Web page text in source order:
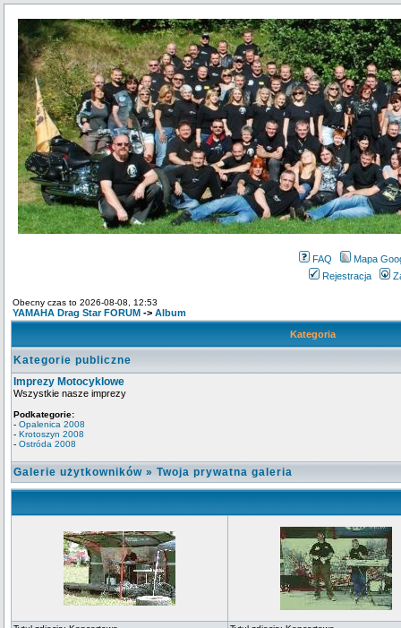
FAQ
Mapa
Rejestracja
Obecny czas to 2026-08-08, 12:53
YAMAHA Drag Star FORUM -> Album
Kategoria
Kategorie publiczne
Imprezy Motocyklowe
Wszystkie nasze imprezy
Podkategorie:
- Opalenica 2008
- Krotoszyn 2008
- Ostróda 2008
Galerie użytkowników » Twoja prywatna galeria